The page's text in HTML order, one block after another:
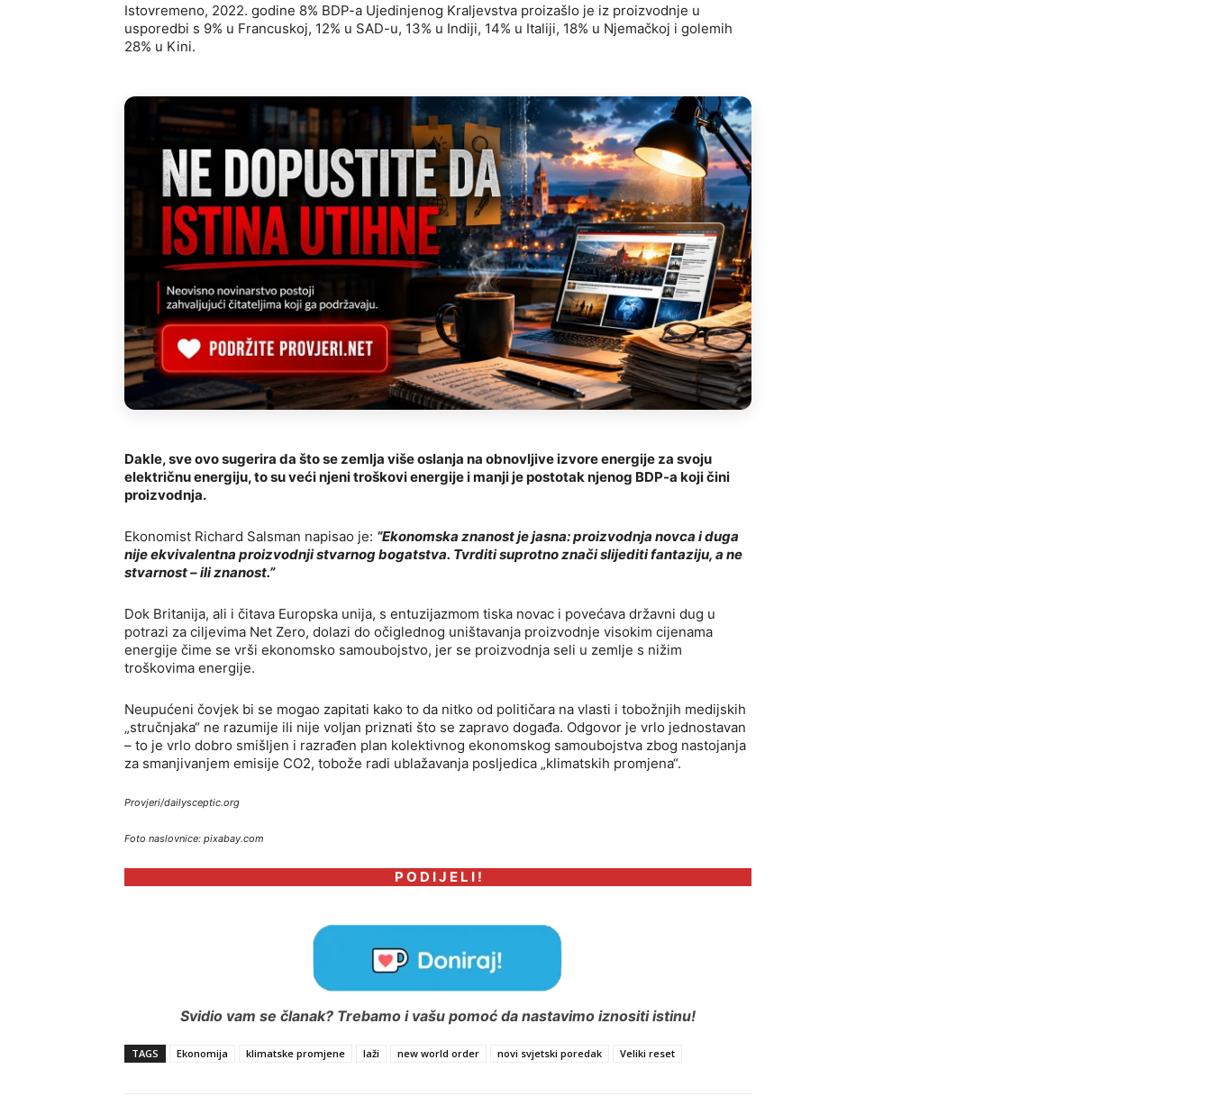
Istovremeno, 2022. godine 8% BDP-a Ujedinjenog Kraljevstva proizašlo je iz proizvodnje u
usporedbi s 9% u Francuskoj, 12% u SAD-u, 13% u Indiji, 14% u Italiji, 18% u Njemačkoj i golemih
28% u Kini.
Dakle, sve ovo sugerira da što se zemlja više oslanja na obnovljive izvore energije za svoju
električnu energiju, to su veći njeni troškovi energije i manji je postotak njenog BDP-a koji čini
proizvodnja.
Ekonomist Richard Salsman napisao je: “Ekonomska znanost je jasna: proizvodnja novca i duga
nije ekvivalentna proizvodnji stvarnog bogatstva. Tvrditi suprotno znači slijediti fantaziju, a ne
stvarnost – ili znanost.”
Dok Britanija, ali i čitava Europska unija, s entuzijazmom tiska novac i povećava državni dug u
potrazi za ciljevima Net Zero, dolazi do očiglednog uništavanja proizvodnje visokim cijenama
energije čime se vrši ekonomsko samoubojstvo, jer se proizvodnja seli u zemlje s nižim
troškovima energije.
Neupućeni čovjek bi se mogao zapitati kako to da nitko od političara na vlasti i tobožnjih medijskih
„stručnjaka“ ne razumije ili nije voljan priznati što se zapravo događa. Odgovor je vrlo jednostavan
– to je vrlo dobro smišljen i razrađen plan kolektivnog ekonomskog samoubojstva zbog nastojanja
za smanjivanjem emisije CO2, tobože radi ublažavanja posljedica „klimatskih promjena“.
Provjeri/dailysceptic.org
Foto naslovnice: pixabay.com
P O D I J E L I !
Svidio vam se članak? Trebamo i vašu pomoć da nastavimo iznositi istinu!
TAGS Ekonomija klimatske promjene laži new world order novi svjetski poredak Veliki reset